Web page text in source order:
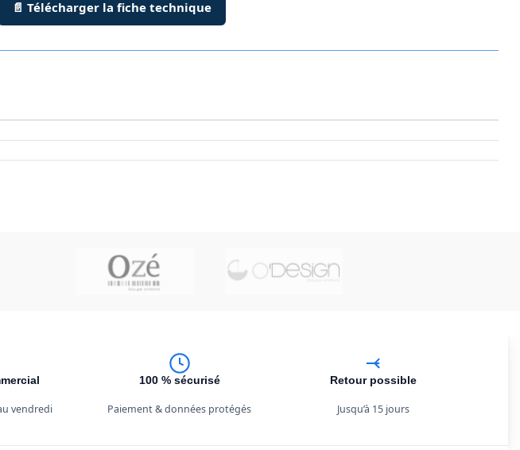
📄 Télécharger la fiche technique
vendredi
100 % sécurisé
Paiement & données protégés
Retour possible
Jusqu’à 15 jours